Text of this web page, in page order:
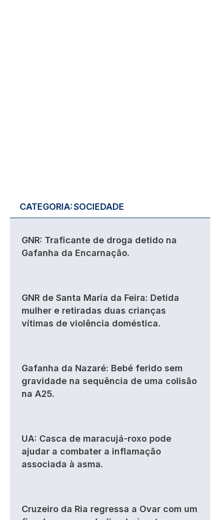
CATEGORIA:SOCIEDADE
GNR: Traficante de droga detido na
Gafanha da Encarnação.
GNR de Santa Maria da Feira: Detida
mulher e retiradas duas crianças
vítimas de violência doméstica.
Gafanha da Nazaré: Bebé ferido sem
gravidade na sequência de uma colisão
na A25.
UA: Casca de maracujá-roxo pode
ajudar a combater a inflamação
associada à asma.
Cruzeiro da Ria regressa a Ovar com um